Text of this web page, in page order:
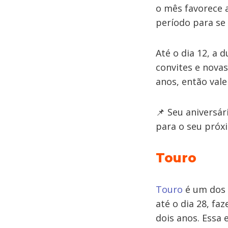
o mês favorece
período para
Até o dia 12, a
convites e
anos, então
📌 Seu
para o seu
Touro
Touro é um
até o dia 28,
dois anos.